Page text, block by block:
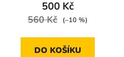
500 Kč
560 Kč (–10 %)
DO KOŠÍKU